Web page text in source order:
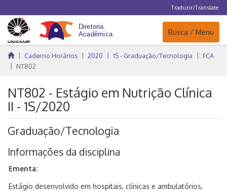
Traduzir/Translate
Navegação
Busca / Menu
Caderno Horários 2020 1S - Graduação/Tecnologia
FCA
NT802
NT802 - Estágio em Nutrição Clínica
II - 1S/2020
Graduação/Tecnologia
Informações da disciplina
Ementa:
Estágio desenvolvido em hospitais, clínicas e ambulatórios,